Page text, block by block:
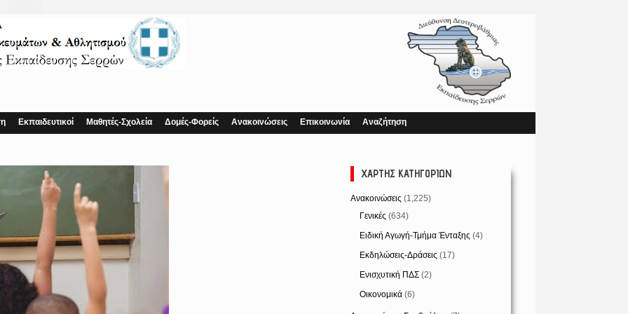
Εκπαιδευτικοί Μαθητές-Σχολεία Δομές-Φορείς Ανακοινώσεις Επικοινωνία Αναζήτηση
ΧΆΡΤΗΣ ΚΑΤΗΓΟΡΙΏΝ
Ανακοινώσεις (1,225)
Γενικές (634)
Ειδική Αγωγή-Τμήμα Ένταξης (4)
Εκδηλώσεις-Δράσεις (17)
Ενισχυτική ΠΔΣ (2)
Οικονομικά (6)